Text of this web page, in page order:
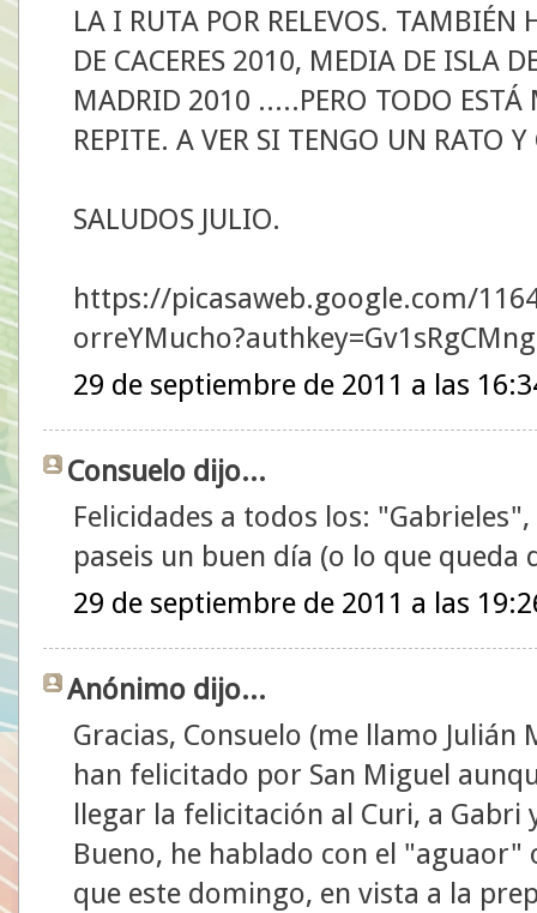
LA I RUTA POR RELEVOS. TAMBIÉN
DE CACERES 2010, MEDIA DE ISLA
MADRID 2010 .....PERO TODO ESTÁ
REPITE. A VER SI TENGO UN RATO
SALUDOS JULIO.
https://picasaweb.google.com/
29 de septiembre de 2011 a las
Consuelo dijo...
Felicidades a todos los:
paseis un buen día (o lo que queda
29 de septiembre de 2011 a las
Anónimo dijo...
Gracias, Consuelo (me llamo
han felicitado por San Miguel
llegar la felicitación al Curi, a Gabri
Bueno, he hablado con el
que este domingo, en vista a la